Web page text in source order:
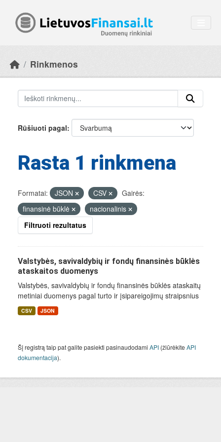
Rinkmenos
Rūšiuoti pagal
Rasta 1 rinkmena
Formatai: JSON CSV
Gairės:
finansinė būklė
nacionalinis
Filtruoti rezultatus
Valstybės, savivaldybių ir fondų finansinės būklės
ataskaitos duomenys
Valstybės, savivaldybių ir fondų finansinės būklės ataskaitų
metiniai duomenys pagal turto ir įsipareigojimų straipsnius
CSV JSON
Šį registrą taip pat galite pasiekti pasinaudodami API (žiūrėkiteAPI
dokumentacija).